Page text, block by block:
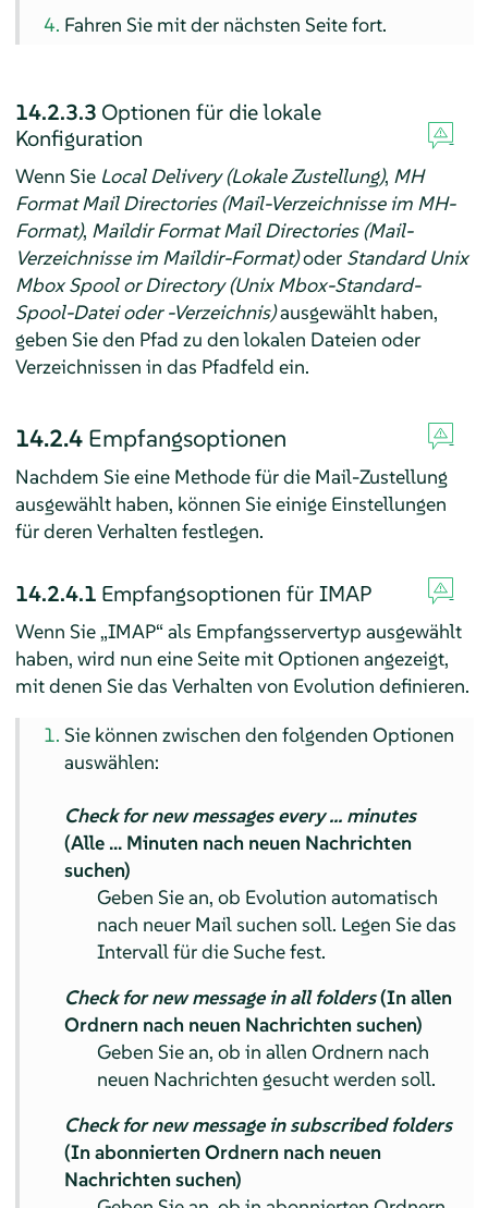
Fahren Sie mit der nächsten Seite fort.
14.2.3.3 Optionen für die lokale
Konfiguration
Wenn Sie Local Delivery (Lokale Zustellung), MH
Format Mail Directories (Mail-Verzeichnisse im MH-
Format), Maildir Format Mail Directories (Mail-
Verzeichnisse im Maildir-Format)oder Standard Unix
Mbox Spool or Directory (Unix Mbox-Standard-
Spool-Datei oder -Verzeichnis)ausgewählt haben,
geben Sie den Pfad zu den lokalen Dateien oder
Verzeichnissen in das Pfadfeld ein.
14.2.4 Empfangsoptionen
Nachdem Sie eine Methode für die Mail-Zustellung
ausgewählt haben, können Sie einige Einstellungen
für deren Verhalten festlegen.
14.2.4.1 Empfangsoptionen für IMAP
Wenn Sie „IMAP“ als Empfangsservertyp ausgewählt
haben, wird nun eine Seite mit Optionen angezeigt,
mit denen Sie das Verhalten von Evolution definieren.
Sie können zwischen den folgenden Optionen
auswählen:
Check for new messages every ... minutes
(Alle ... Minuten nach neuen Nachrichten
suchen)
Geben Sie an, ob Evolution automatisch
nach neuer Mail suchen soll. Legen Sie das
Intervall für die Suche fest.
Check for new message in all folders(In allen
Ordnern nach neuen Nachrichten suchen)
Geben Sie an, ob in allen Ordnern nach
neuen Nachrichten gesucht werden soll.
Check for new message in subscribed folders
(In abonnierten Ordnern nach neuen
Nachrichten suchen)